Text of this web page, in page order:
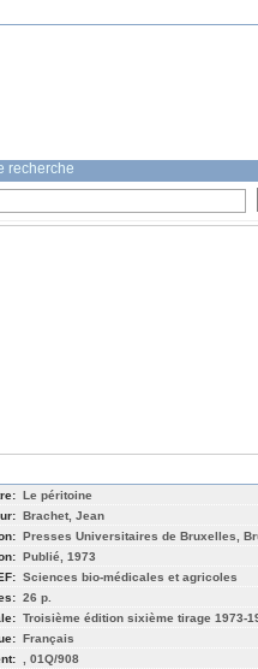
recherche
Le péritoine
Brachet, Jean
Presses Universitaires de Bruxelles,
Publié, 1973
Sciences bio-médicales et agricoles
26 p.
Troisième édition sixième tirage 1973-
Français
, 01Q/908